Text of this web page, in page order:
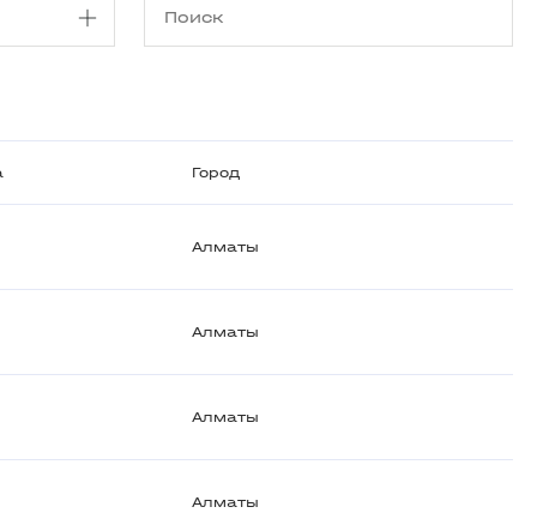
Город
Алматы
Алматы
Алматы
Алматы